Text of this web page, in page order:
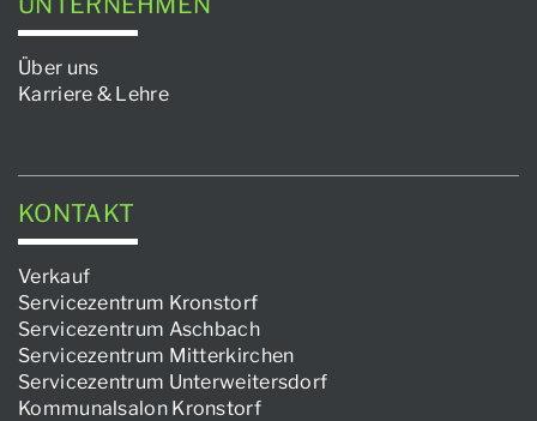
Über uns
Karriere & Lehre
KONTAKT
Verkauf
Servicezentrum Kronstorf
Servicezentrum Aschbach
Servicezentrum Mitterkirchen
Servicezentrum Unterweitersdorf
Kommunalsalon Kronstorf